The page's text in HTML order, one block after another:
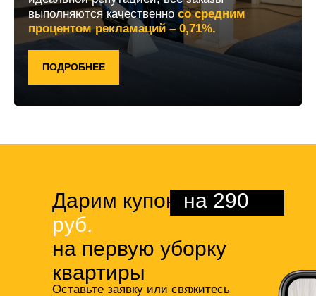
выполняются качественно со средним
процентом рекламаций – 0,71%.
ПОДРОБНЕЕ
Оставьте заявку или свяжитесь
Дарим купон на 290
руб.
на первую уборку
квартиры